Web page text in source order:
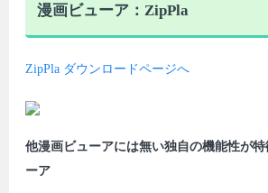
漫画ビューア：ZipPla
ZipPla ダウンロードページへ
他漫画ビューアには無い独自の機能性が
ーア